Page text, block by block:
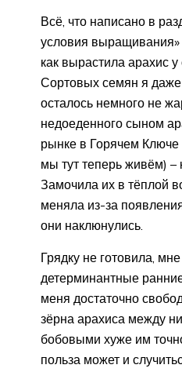
Всё, что написано в
условия выращивания»
как вырастила арахис у
Сортовых семян я даже
осталось немного не
недоеденного сыном
рынке в Горячем Ключе
мы тут теперь живём) –
Замочила их в тёплой
меняла из-за
они наклюнулись.
Грядку не готовила,
детерминантные
меня достаточно
зёрна арахиса между
бобовыми хуже им
польза может и